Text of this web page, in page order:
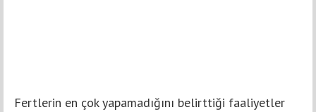
Fertlerin en çok yapamadığını belirttiği faaliyetler